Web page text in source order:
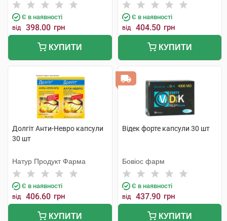
Є в наявності
від 398.00 грн
КУПИТИ
Є в наявності
від 404.50 грн
КУПИТИ
Долгіт Анти-Невро капсули
30 шт
Натур Продукт Фарма
Є в наявності
від 406.60 грн
КУПИТИ
Відек форте капсули 30 шт
Бовіос фарм
Є в наявності
від 437.90 грн
КУПИТИ